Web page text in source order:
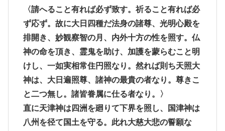
〈請へること有れば必ず致す。祈ること有れば必
ず応ず。故に大日四種だ法身の諸尊、光明心殿を
排開き、妙観察智の月、内外十方の性を照す。仏
神の命を頂き、霊鬼を助け、加護を蒙らむこと明
けし、一如実相常住円照なり。然れば則ち天照大
神は、大日遍照尊、諸神の最貴の者なり。尊きこ
と二つ無し。諸皆眷属に仕る者なり。〉
直に天津神は四洲を廻りて下界を照し、国津神は
八州を径て国土を守る。此れ大慈大悲の誓願な